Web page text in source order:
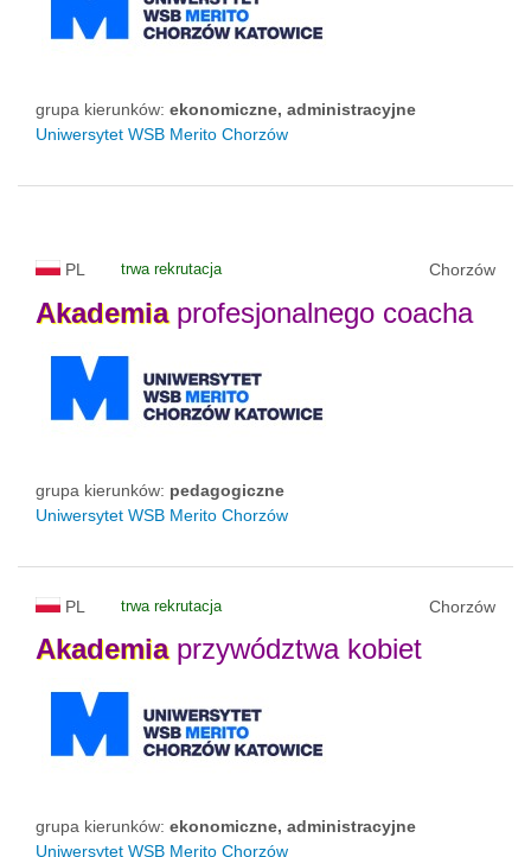
grupa kierunków: ekonomiczne, administracyjne
Uniwersytet WSB Merito Chorzów
PL trwa rekrutacja Chorzów
Akademiaprofesjonalnego coacha
grupa kierunków: pedagogiczne
Uniwersytet WSB Merito Chorzów
PL trwa rekrutacja Chorzów
Akademiaprzywództwa kobiet
grupa kierunków: ekonomiczne, administracyjne
Uniwersytet WSB Merito Chorzów